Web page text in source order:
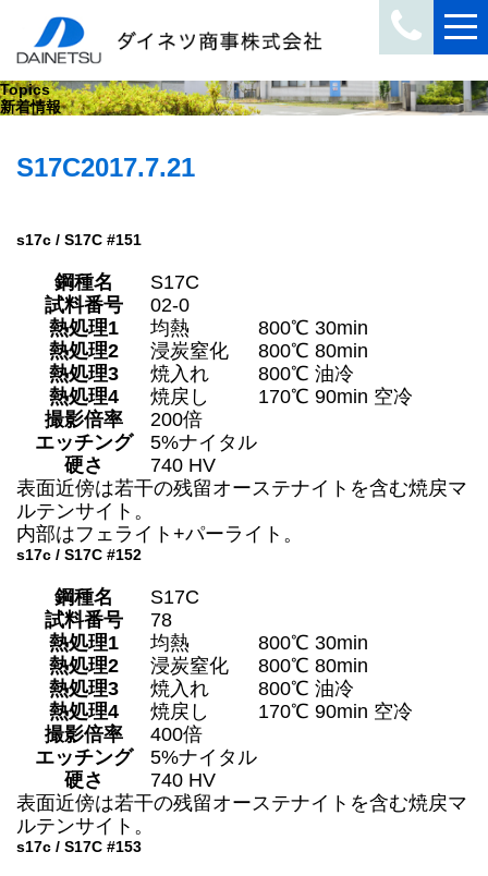
Topics
新着情報
S17C2017.7.21
s17c / S17C #151
鋼種名
S17C
試料番号
02-0
熱処理1
均熱
800℃ 30min
熱処理2
浸炭窒化
800℃ 80min
熱処理3
焼入れ
800℃ 油冷
熱処理4
焼戻し
170℃ 90min 空冷
撮影倍率
200倍
エッチング
5%ナイタル
硬さ
740 HV
表面近傍は若干の残留オーステナイトを含む焼戻マ
ルテンサイト。
内部はフェライト+パーライト。
s17c / S17C #152
鋼種名
S17C
試料番号
78
熱処理1
均熱
800℃ 30min
熱処理2
浸炭窒化
800℃ 80min
熱処理3
焼入れ
800℃ 油冷
熱処理4
焼戻し
170℃ 90min 空冷
撮影倍率
400倍
エッチング
5%ナイタル
硬さ
740 HV
表面近傍は若干の残留オーステナイトを含む焼戻マ
ルテンサイト。
s17c / S17C #153